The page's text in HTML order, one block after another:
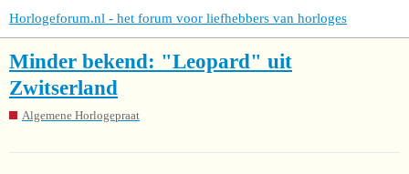
Horlogeforum.nl - het forum voor liefhebbers van horloges
Minder bekend: "Leopard" uit
Zwitserland
Algemene Horlogepraat